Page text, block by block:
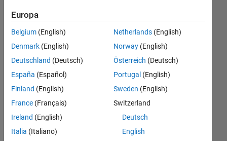
Risposta
accettata
Aggiornato
30 Dic
8
Visualizzazioni
(30 giorni)
Europa
Belgium (English)
Denmark (English)
Deutschland (Deutsch)
España (Español)
Finland (English)
France (Français)
Ireland (English)
Italia (Italiano)
Netherlands(English)
Norway(English)
Österreich (Deutsch)
Portugal (English)
Sweden (English)
Switzerland
Deutsch
English